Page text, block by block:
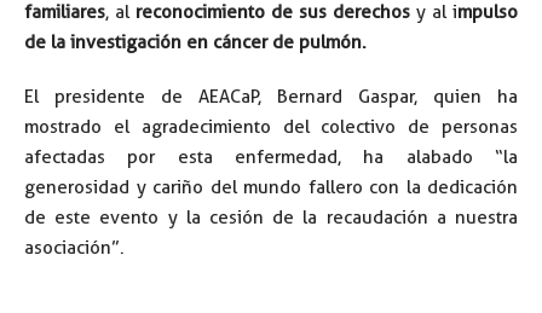
familiares, al reconocimiento de sus derechos y al impulso
de la investigación en cáncer de pulmón.
El presidente de AEACaP, Bernard Gaspar, quien ha
mostrado el agradecimiento del colectivo de personas
afectadas por esta enfermedad, ha alabado “la
generosidad y cariño del mundo fallero con la dedicación
de este evento y la cesión de la recaudación a nuestra
asociación”.